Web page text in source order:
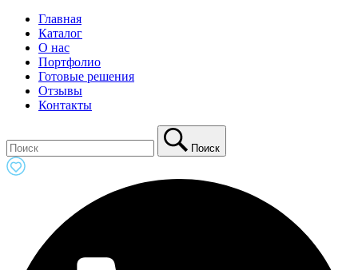
Главная
Каталог
О нас
Портфолио
Готовые решения
Отзывы
Контакты
Поиск